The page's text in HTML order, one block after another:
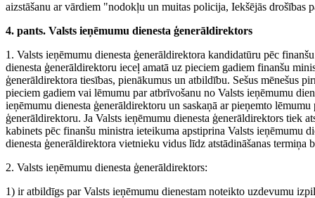
aizstāšanu ar vārdiem "nodokļu un muitas policija, Iekšējās drošības
4. pants. Valsts ieņēmumu dienesta ģenerāldirektors
1. Valsts ieņēmumu dienesta ģenerāldirektora kandidatūru pēc
dienesta ģenerāldirektoru ieceļ amatā uz pieciem gadiem finanšu
ģenerāldirektora tiesības, pienākumus un atbildību. Sešus mēnešus
pieciem gadiem vai lēmumu par atbrīvošanu no Valsts ieņēmumu
ieņēmumu dienesta ģenerāldirektoru un saskaņā ar pieņemto
ģenerāldirektoru. Ja Valsts ieņēmumu dienesta ģenerāldirektors tiek
kabinets pēc finanšu ministra ieteikuma apstiprina Valsts ieņēmumu
dienesta ģenerāldirektora vietnieku vidus līdz atstādināšanas
2. Valsts ieņēmumu dienesta ģenerāldirektors:
1) ir atbildīgs par Valsts ieņēmumu dienestam noteikto uzdevumu